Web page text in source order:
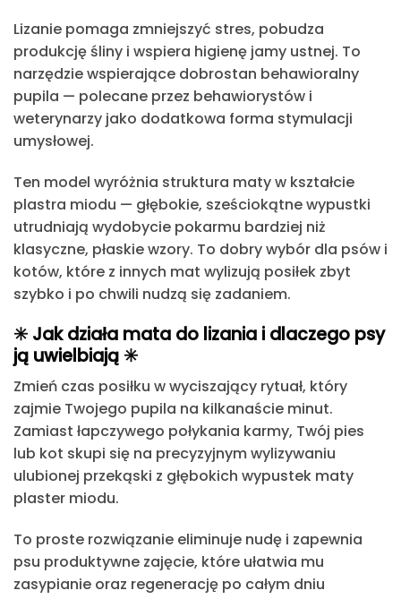
Lizanie pomaga zmniejszyć stres, pobudza
produkcję śliny i wspiera higienę jamy ustnej. To
narzędzie wspierające dobrostan behawioralny
pupila — polecane przez behawiorystów i
weterynarzy jako dodatkowa forma stymulacji
umysłowej.
Ten model wyróżnia struktura maty w kształcie
plastra miodu — głębokie, sześciokątne wypustki
utrudniają wydobycie pokarmu bardziej niż
klasyczne, płaskie wzory. To dobry wybór dla psów i
kotów, które z innych mat wylizują posiłek zbyt
szybko i po chwili nudzą się zadaniem.
✳️ Jak działa mata do lizania i dlaczego psy
ją uwielbiają ✳️
Zmień czas posiłku w wyciszający rytuał, który
zajmie Twojego pupila na kilkanaście minut.
Zamiast łapczywego połykania karmy, Twój pies
lub kot skupi się na precyzyjnym wylizywaniu
ulubionej przekąski z głębokich wypustek maty
plaster miodu.
To proste rozwiązanie eliminuje nudę i zapewnia
psu produktywne zajęcie, które ułatwia mu
zasypianie oraz regenerację po całym dniu